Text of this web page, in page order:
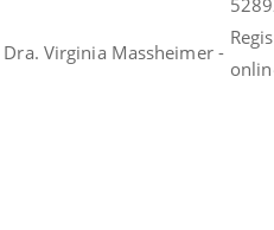
Dra. Virginia Massheimer -